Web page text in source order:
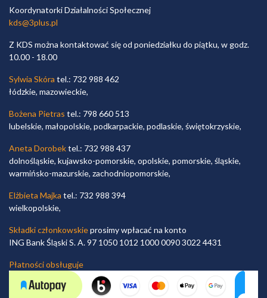
Koordynatorki Działalności Społecznej
kds@3plus.pl
Z KDS można kontaktować się od poniedziałku do piątku, w godz.
10.00 - 18.00
Sylwia Skóra tel.: 732 988 462
łódzkie, mazowieckie,
Bożena Pietras tel.: 798 660 513
lubelskie, małopolskie, podkarpackie, podlaskie, świętokrzyskie,
Aneta Dorobektel.: 732 988 437
dolnośląskie, kujawsko-pomorskie, opolskie, pomorskie, śląskie,
warmińsko-mazurskie, zachodniopomorskie,
Elżbieta Majka tel.: 732 988 394
wielkopolskie,
Składki członkowskieprosimy wpłacać na konto
ING Bank Śląski S. A. 97 1050 1012 1000 0090 3022 4431
Płatności obsługuje